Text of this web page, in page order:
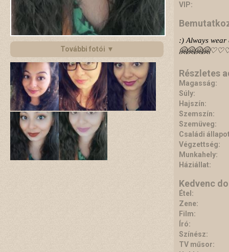
További fotói ▼
VIP:
:) Always wear
Részletes
Magasság:
Súly:
Hajszín:
Szemszín:
Szemüveg:
Családi
Végzettség:
Munkahely:
Háziállat:
Kedvenc
Étel:
Zene:
Film:
Író:
Színész:
TV műsor: